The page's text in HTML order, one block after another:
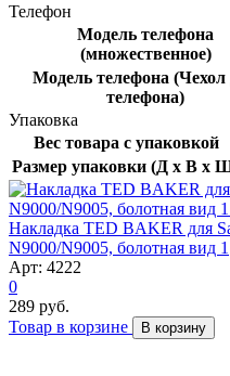
Телефон
Модель телефона
(множественное)
Модель телефона (Чехол
телефона)
Упаковка
Вес товара с упаковкой
Размер упаковки (Д x В x
Накладка TED BAKER для
N9000/N9005, болотная вид 1
Арт: 4222
0
289 руб.
Товар в корзине
В корзину